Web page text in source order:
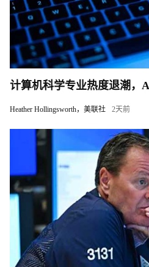
计算机科学专业热度退潮，
Heather Hollingsworth，美联社 2天前